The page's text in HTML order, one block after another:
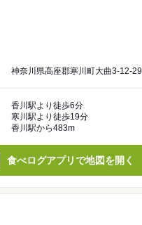
神奈川県高座郡寒川町大曲3-12-29
香川駅より徒歩6分
寒川駅より徒歩19分
香川駅から483m
食べログアプリで地図を開く